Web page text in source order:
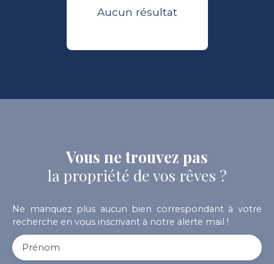
Aucun résultat
Vous ne trouvez pas
la propriété de vos rêves ?
Ne manquez plus aucun bien correspondant à votre
recherche en vous inscrivant à notre alerte mail !
Prénom